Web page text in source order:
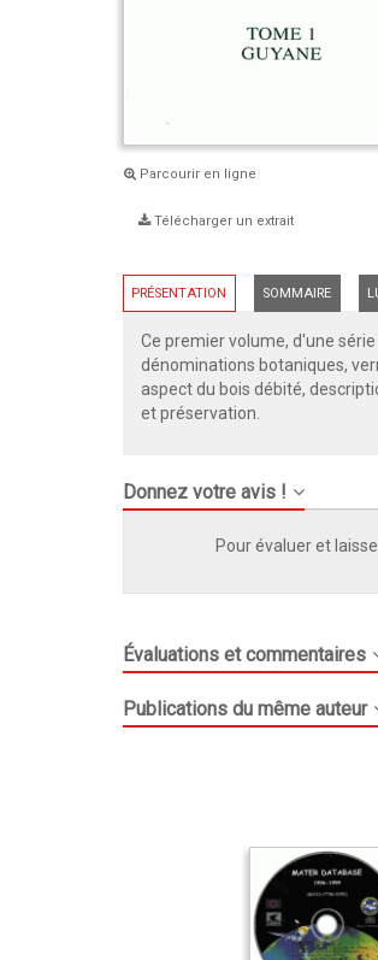
Parcourir en ligne
Télécharger un extrait
PRÉSENTATION SOMMAIRE
Ce premier volume, d'une
dénominations botaniques,
aspect du bois débité,
et préservation.
Donnez votre avis !
Pour évaluer et
Évaluations et commentaires
Publications du même auteur